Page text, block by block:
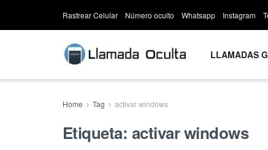
Rastrear Celular Número oculto Whatsapp Instagram
LLAMADAS
Home Tag activar windows
Etiqueta: activar windows